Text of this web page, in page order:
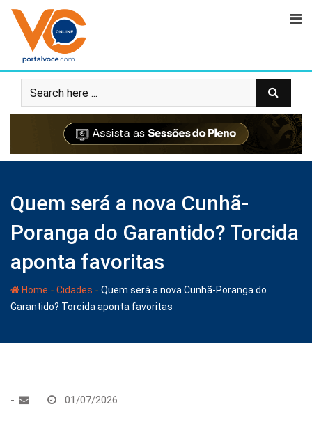
Quem será a nova Cunhã-
Poranga do Garantido? Torcida
aponta favoritas
Home - Cidades - Quem será a nova Cunhã-Poranga do
Garantido? Torcida aponta favoritas
- 01/07/2026